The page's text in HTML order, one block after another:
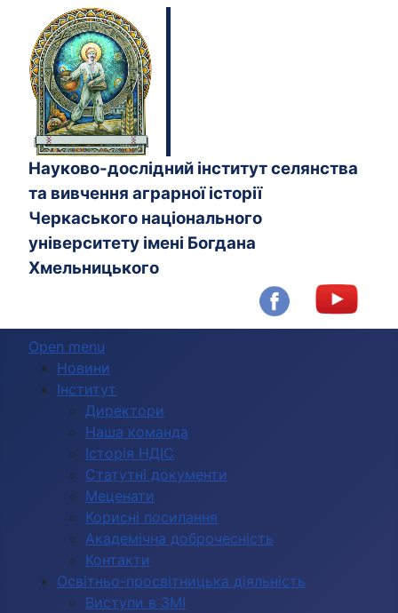
Науково-дослідний інститут селянства
та вивчення аграрної історії
Черкаського національного
університету імені Богдана
Хмельницького
Open menu
Новини
Інститут
Директори
Наша команда
Історія НДІС
Статутні документи
Меценати
Корисні посилання
Академічна доброчесність
Контакти
Освітньо-просвітницька діяльність
Виступи в ЗМІ